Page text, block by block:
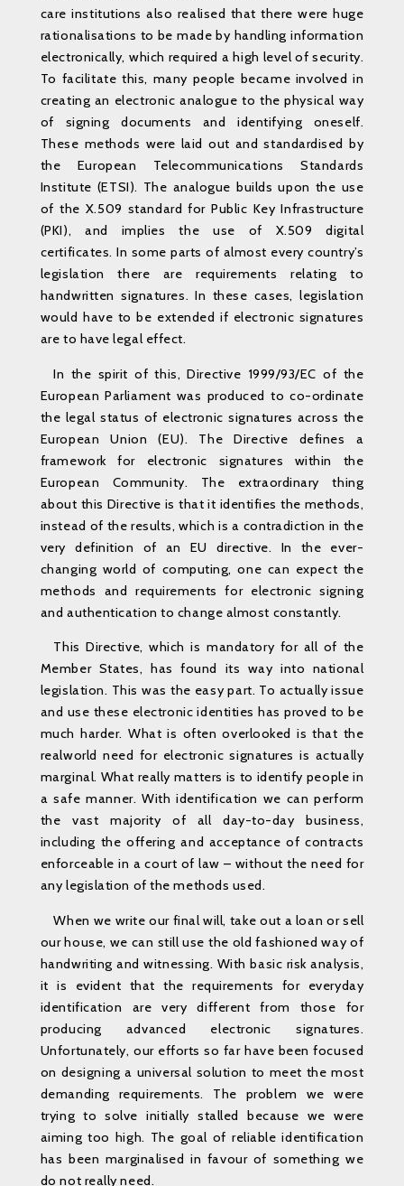
care institutions also realised that there were huge
rationalisations to be made by handling information
electronically, which required a high level of security.
To facilitate this, many people became involved in
creating an electronic analogue to the physical way
of signing documents and identifying oneself.
These methods were laid out and standardised by
the European Telecommunications Standards
Institute (ETSI). The analogue builds upon the use
of the X.509 standard for Public Key Infrastructure
(PKI), and implies the use of X.509 digital
certificates. In some parts of almost every country’s
legislation there are requirements relating to
handwritten signatures. In these cases, legislation
would have to be extended if electronic signatures
are to have legal effect.
In the spirit of this, Directive 1999/93/EC of the
European Parliament was produced to co-ordinate
the legal status of electronic signatures across the
European Union (EU). The Directive defines a
framework for electronic signatures within the
European Community. The extraordinary thing
about this Directive is that it identifies the methods,
instead of the results, which is a contradiction in the
very definition of an EU directive. In the ever-
changing world of computing, one can expect the
methods and requirements for electronic signing
and authentication to change almost constantly.
This Directive, which is mandatory for all of the
Member States, has found its way into national
legislation. This was the easy part. To actually issue
and use these electronic identities has proved to be
much harder. What is often overlooked is that the
realworld need for electronic signatures is actually
marginal. What really matters is to identify people in
a safe manner. With identification we can perform
the vast majority of all day-to-day business,
including the offering and acceptance of contracts
enforceable in a court of law – without the need for
any legislation of the methods used.
When we write our final will, take out a loan or sell
our house, we can still use the old fashioned way of
handwriting and witnessing. With basic risk analysis,
it is evident that the requirements for everyday
identification are very different from those for
producing advanced electronic signatures.
Unfortunately, our efforts so far have been focused
on designing a universal solution to meet the most
demanding requirements. The problem we were
trying to solve initially stalled because we were
aiming too high. The goal of reliable identification
has been marginalised in favour of something we
do not really need.